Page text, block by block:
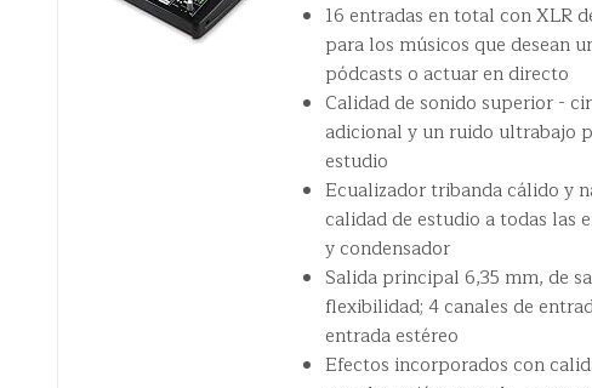
16 entradas en total con XLR
para los músicos que desean
pódcasts o actuar en directo
Calidad de sonido superior -
adicional y un ruido ultrabajo
estudio
Ecualizador tribanda cálido y
calidad de estudio a todas las
y condensador
Salida principal 6,35 mm, de
flexibilidad; 4 canales de
entrada estéreo
Efectos incorporados con